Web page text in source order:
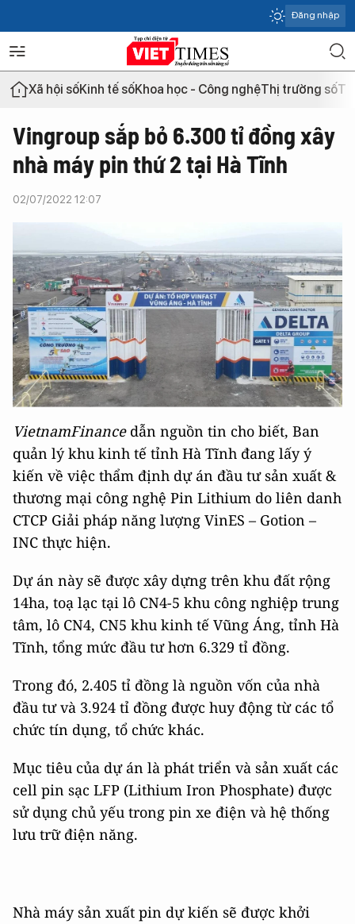
Đăng nhập
Xã hội sốKinh tế sốKhoa học - Công nghệThị trường số
Vingroup sắp bỏ 6.300 tỉ đồng xây
nhà máy pin thứ 2 tại Hà Tĩnh
02/07/2022 12:07
VietnamFinance dẫn nguồn tin cho biết, Ban
quản lý khu kinh tế tỉnh Hà Tĩnh đang lấy ý
kiến về việc thẩm định dự án đầu tư sản xuất &
thương mại công nghệ Pin Lithium do liên danh
CTCP Giải pháp năng lượng VinES – Gotion –
INC thực hiện.
Dự án này sẽ được xây dựng trên khu đất rộng
14ha, toạ lạc tại lô CN4-5 khu công nghiệp trung
tâm, lô CN4, CN5 khu kinh tế Vũng Áng, tỉnh Hà
Tĩnh, tổng mức đầu tư hơn 6.329 tỉ đồng.
Trong đó, 2.405 tỉ đồng là nguồn vốn của nhà
đầu tư và 3.924 tỉ đồng được huy động từ các tổ
chức tín dụng, tổ chức khác.
Mục tiêu của dự án là phát triển và sản xuất các
cell pin sạc LFP (Lithium Iron Phosphate) được
sử dụng chủ yếu trong pin xe điện và hệ thống
lưu trữ điện năng.
Nhà máy sản xuất pin dự kiến sẽ được khởi